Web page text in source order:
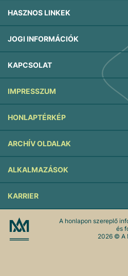
HASZNOS LINKEK
JOGI INFORMÁCIÓK
KAPCSOLAT
IMPRESSZUM
HONLAPTÉRKÉP
ARCHÍV OLDALAK
ALKALMAZÁSOK
KARRIER
A honlapon szereplő
és
2026 © A